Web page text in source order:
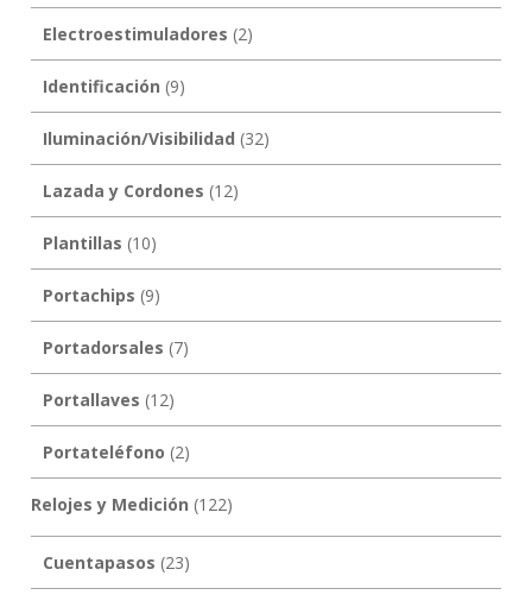
Electroestimuladores (2)
Identificación (9)
Iluminación/Visibilidad (32)
Lazada y Cordones (12)
Plantillas (10)
Portachips (9)
Portadorsales (7)
Portallaves (12)
Portateléfono (2)
Relojes y Medición (122)
Cuentapasos (23)